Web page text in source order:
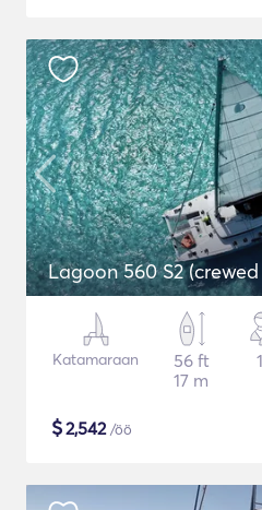
Lagoon 560 S2
Katamaraan
56 ft
17 m
$2,542/öö